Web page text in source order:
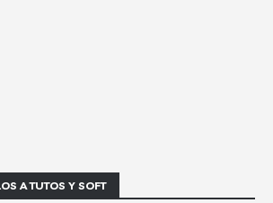
A TUTOS Y SOFT